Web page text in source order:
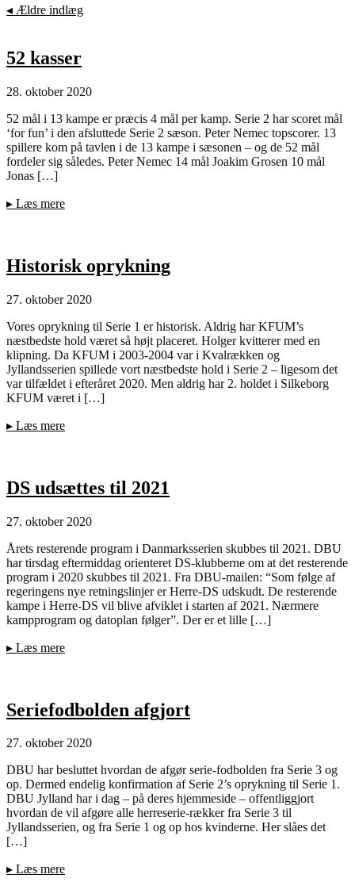
◂ Ældre indlæg
52 kasser
28. oktober 2020
52 mål i 13 kampe er præcis 4 mål per kamp. Serie 2 har scoret mål
‘for fun’ i den afsluttede Serie 2 sæson. Peter Nemec topscorer. 13
spillere kom på tavlen i de 13 kampe i sæsonen – og de 52 mål
fordeler sig således. Peter Nemec 14 mål Joakim Grosen 10 mål
Jonas […]
▸ Læs mere
Historisk oprykning
27. oktober 2020
Vores oprykning til Serie 1 er historisk. Aldrig har KFUM’s
næstbedste hold været så højt placeret. Holger kvitterer med en
klipning. Da KFUM i 2003-2004 var i Kvalrækken og
Jyllandsserien spillede vort næstbedste hold i Serie 2 – ligesom det
var tilfældet i efteråret 2020. Men aldrig har 2. holdet i Silkeborg
KFUM været i […]
▸ Læs mere
DS udsættes til 2021
27. oktober 2020
Årets resterende program i Danmarksserien skubbes til 2021. DBU
har tirsdag eftermiddag orienteret DS-klubberne om at det resterende
program i 2020 skubbes til 2021. Fra DBU-mailen: “Som følge af
regeringens nye retningslinjer er Herre-DS udskudt. De resterende
kampe i Herre-DS vil blive afviklet i starten af 2021. Nærmere
kampprogram og datoplan følger”. Der er et lille […]
▸ Læs mere
Seriefodbolden afgjort
27. oktober 2020
DBU har besluttet hvordan de afgør serie-fodbolden fra Serie 3 og
op. Dermed endelig konfirmation af Serie 2’s oprykning til Serie 1.
DBU Jylland har i dag – på deres hjemmeside – offentliggjort
hvordan de vil afgøre alle herreserie-rækker fra Serie 3 til
Jyllandsserien, og fra Serie 1 og op hos kvinderne. Her slåes det
[…]
▸ Læs mere